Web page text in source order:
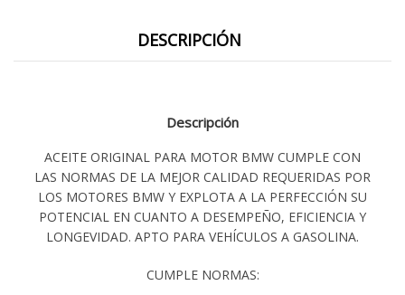
DESCRIPCIÓN
Descripción
ACEITE ORIGINAL PARA MOTOR BMW CUMPLE CON
LAS NORMAS DE LA MEJOR CALIDAD REQUERIDAS POR
LOS MOTORES BMW Y EXPLOTA A LA PERFECCIÓN SU
POTENCIAL EN CUANTO A DESEMPEÑO, EFICIENCIA Y
LONGEVIDAD. APTO PARA VEHÍCULOS A GASOLINA.
CUMPLE NORMAS: